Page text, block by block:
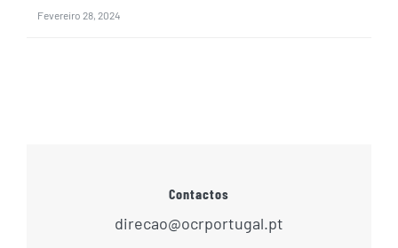
Fevereiro 28, 2024
Contactos
direcao@ocrportugal.pt